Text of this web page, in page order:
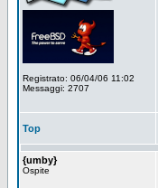
Registrato: 06/04/06 11:02
Messaggi: 2707
Top
{umby}
Ospite